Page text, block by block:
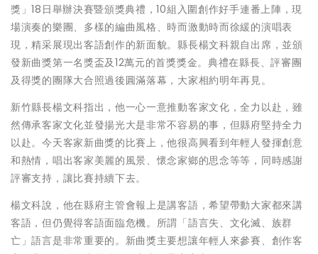
獎」18日舉辦決賽暨頒獎典禮，10組入圍創作好手連番上陣，現
場演奏的樂團、多樣的編曲風格、時而激動時而徐緩的演唱表
現，精采展現出客語創作的新面貌。縣長楊文科親自出席，並頒
發新曲獎第一名獎盃及12萬元的首獎獎金。典禮在縣長、評審團
及得獎的團隊大合照過後圓滿落幕，大家相約明年再見。
新竹縣長楊文科指出，他一心一意推動客家文化，全力以赴，雖
然傳承客家文化並發揚光大是非常不容易的事，但縣府堅持全力
以赴。今天客家新曲獎的比賽上，他很高興看到年輕人發揮創意
和熱情，唱出客家美麗的風景、懷念家鄉的思念等等，同時感謝
評審支持，讓比賽持續下去。
楊文科說，他在縣府主管會報上是講客語，希望帶動大家都來講
客語，但仍覺得客語面臨危機。所謂「語言失、文化滅、族群
亡」語言是非常重要的。新曲獎主要想讓年輕人來參賽、創作客